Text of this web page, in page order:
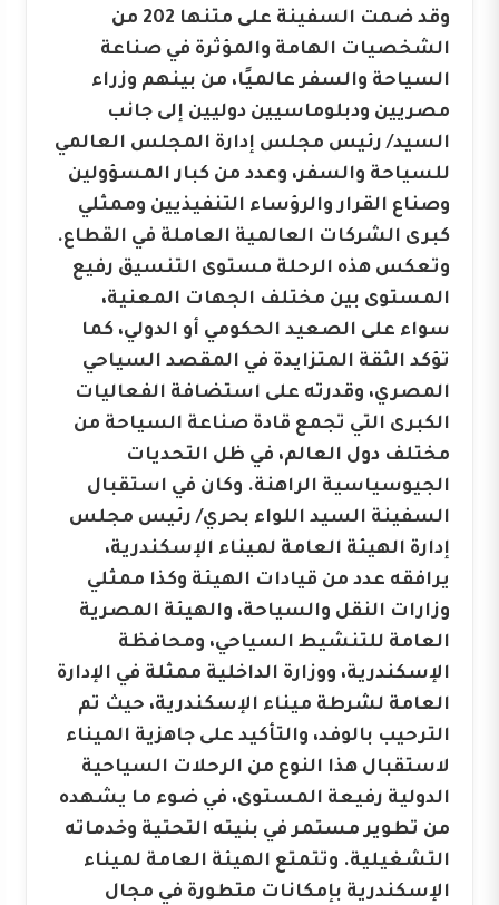
وقد ضمت السفينة على متنها 202 من
الشخصيات الهامة والمؤثرة في صناعة
السياحة والسفر عالميًا، من بينهم وزراء
مصريين ودبلوماسيين دوليين إلى جانب
السيد/ رئيس مجلس إدارة المجلس العالمي
للسياحة والسفر، وعدد من كبار المسؤولين
وصناع القرار والرؤساء التنفيذيين وممثلي
كبرى الشركات العالمية العاملة في القطاع.
وتعكس هذه الرحلة مستوى التنسيق رفيع
المستوى بين مختلف الجهات المعنية،
سواء على الصعيد الحكومي أو الدولي، كما
تؤكد الثقة المتزايدة في المقصد السياحي
المصري، وقدرته على استضافة الفعاليات
الكبرى التي تجمع قادة صناعة السياحة من
مختلف دول العالم، في ظل التحديات
الجيوسياسية الراهنة. وكان في استقبال
السفينة السيد اللواء بحري/ رئيس مجلس
إدارة الهيئة العامة لميناء الإسكندرية،
يرافقه عدد من قيادات الهيئة وكذا ممثلي
وزارات النقل والسياحة، والهيئة المصرية
العامة للتنشيط السياحي، ومحافظة
الإسكندرية، ووزارة الداخلية ممثلة في الإدارة
العامة لشرطة ميناء الإسكندرية، حيث تم
الترحيب بالوفد، والتأكيد على جاهزية الميناء
لاستقبال هذا النوع من الرحلات السياحية
الدولية رفيعة المستوى، في ضوء ما يشهده
من تطوير مستمر في بنيته التحتية وخدماته
التشغيلية. وتتمتع الهيئة العامة لميناء
الإسكندرية بإمكانات متطورة في مجال